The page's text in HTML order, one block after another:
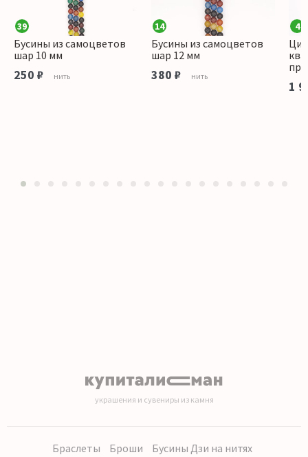
39
Бусины из самоцветов
шар 10 мм
250 ₽ нить
14
Бусины из самоцветов
шар 12 мм
380 ₽ нить
4
1
украшения и сувениры из камня
Браслеты Броши Бусины Дзи на нитях